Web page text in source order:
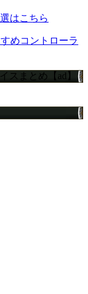
はこちら
めコントローラ
スまとめ【ad】